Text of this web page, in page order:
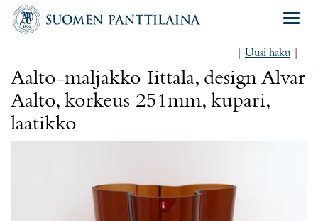
Uusi haku
Aalto-maljakko Iittala, design Alvar
Aalto, korkeus 251mm, kupari,
laatikko